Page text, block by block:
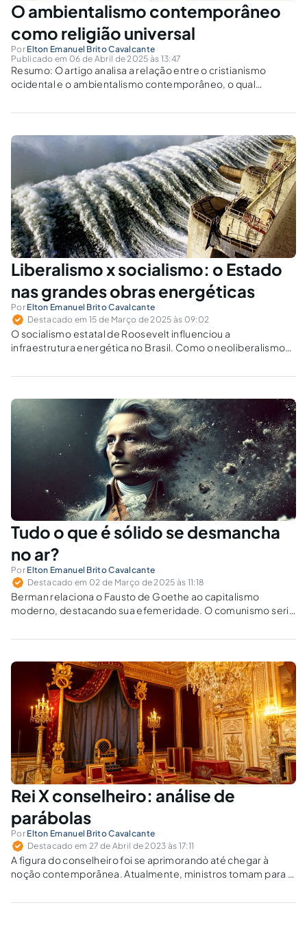
O ambientalismo contemporâneo
como religião universal
Por Elton Emanuel Brito Cavalcante
Publicado em 06 de Abril de 2025 às 13:47
Resumo: O artigo analisa a relação entre o cristianismo
ocidental e o ambientalismo contemporâneo, o qual
começa com um crítica ao pensamento de White (2007), o
Liberalismo x socialismo: o Estado
nas grandes obras energéticas
Por Elton Emanuel Brito Cavalcante
Destacado em 15 de Março de 2025 às 09:02
O socialismo estatal de Roosevelt influenciou a
infraestrutura energética no Brasil. Como o neoliberalismo
impactos ambientais envolvidos.
Tudo o que é sólido se desmancha
no ar?
Por Elton Emanuel Brito Cavalcante
Destacado em 02 de Março de 2025 às 11:18
Berman relaciona o Fausto de Goethe ao capitalismo
moderno, destacando sua efemeridade. O comunismo seria
Rei X conselheiro: análise de
parábolas
Por Elton Emanuel Brito Cavalcante
Destacado em 27 de Abril de 2023 às 17:11
A figura do conselheiro foi se aprimorando até chegar à
noção contemporânea. Atualmente, ministros tomam para si
entretanto sem o ônus de arcar com todas as